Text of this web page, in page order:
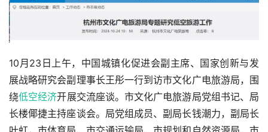
10月23日上午，中国城镇化促进会副主席、国家创新与发
展战略研究会副理事长王彤一行到访市文化广电旅游局，围
绕低空经济开展交流座谈。市文化广电旅游局党组书记、局
长楼倻捷主持座谈会。局党组成员、副局长钱潮力，副局长